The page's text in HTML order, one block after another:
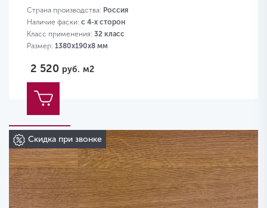
Страна производства: Россия
Наличие фаски: с 4-х сторон
Класс применения: 32 класс
Размер: 1380х190х8 мм
2 520 руб. м2
Скидка при звонке